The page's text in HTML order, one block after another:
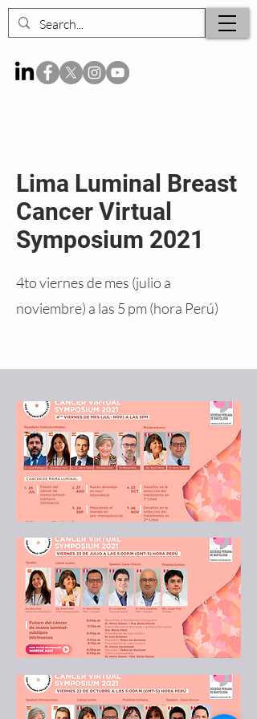
Lima Luminal Breast
Cancer Virtual
Symposium 2021
4to viernes de mes (julio a
noviembre) a las 5 pm (hora Perú)